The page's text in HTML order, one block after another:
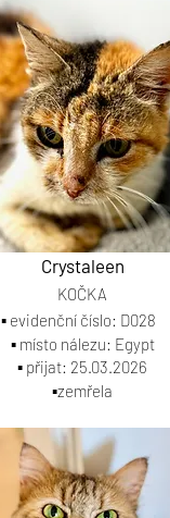
Crystaleen
▪️ evidenční číslo: D028
▪️ místo nálezu: Egypt
▪️ přijat: 25.03.2026
▪️zemřela
KOČKA